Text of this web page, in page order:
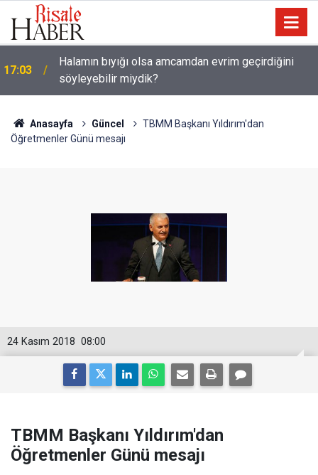
17:03
Halamın bıyığı olsa amcamdan evrim geçirdiğini
söyleyebilir miydik?
Anasayfa Güncel
TBMM Başkanı Yıldırım'dan
Öğretmenler Günü mesajı
08:00
24 Kasım 2018
TBMM Başkanı Yıldırım'dan
Öğretmenler Günü mesajı